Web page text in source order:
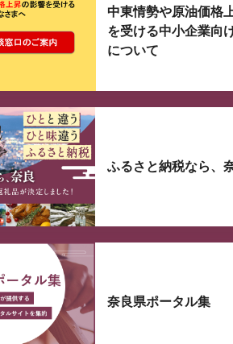
中東情勢や原油価格
を受ける中小企業向
について
ふるさと納税なら、
奈良県ポータル集